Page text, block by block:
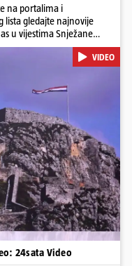
na portalima i
lista gledajte najnovije
u vijestima Snježane
Oluje, a pažnju je
Milanovića i premijera
o većim
u komi u Irskoj,
romobilu te
Krško.
VIDEO
24sata Video